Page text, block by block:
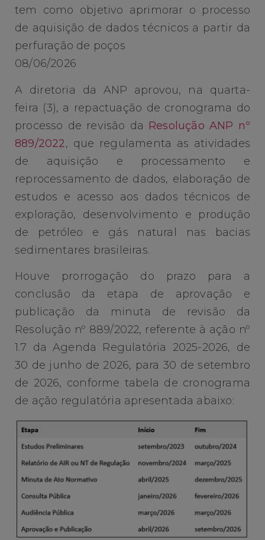
tem como objetivo aprimorar o processo
de aquisição de dados técnicos a partir da
perfuração de poços
08/06/2026
A diretoria da ANP aprovou, na quarta-
feira (3), a repactuação de cronograma do
processo de revisão da Resolução ANP nº
889/2022, que regulamenta as atividades
de aquisição e processamento e
reprocessamento de dados, elaboração de
estudos e acesso aos dados técnicos de
exploração, desenvolvimento e produção
de petróleo e gás natural nas bacias
sedimentares brasileiras.
Houve prorrogação do prazo para a
conclusão da etapa de aprovação e
publicação da minuta de revisão da
Resolução nº 889/2022, referente à ação nº
1.7 da Agenda Regulatória 2025-2026, de
30 de junho de 2026, para 30 de setembro
de 2026, conforme tabela de cronograma
de ação regulatória apresentada abaixo: